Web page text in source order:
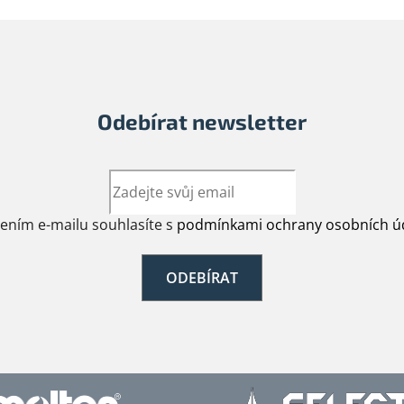
Odebírat newsletter
e-mailu souhlasíte s podmínkami ochrany osobních
ODEBÍRAT